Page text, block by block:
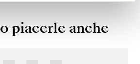
piacerle anche